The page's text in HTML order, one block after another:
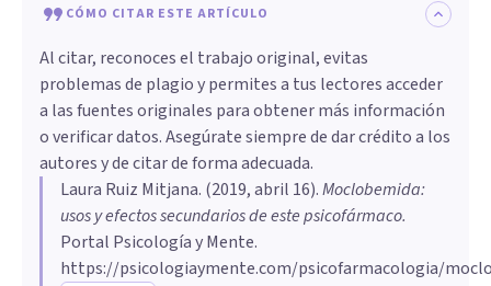
CÓMO CITAR ESTE ARTÍCULO
Al citar, reconoces el trabajo original, evitas
problemas de plagio y permites a tus lectores acceder
a las fuentes originales para obtener más información
o verificar datos. Asegúrate siempre de dar crédito a los
autores y de citar de forma adecuada.
Laura Ruiz Mitjana. (2019, abril 16).Moclobemida:
usos y efectos secundarios de este psicofármaco.
Portal Psicología y Mente.
https://psicologiaymente.com/psicofarmacologia/